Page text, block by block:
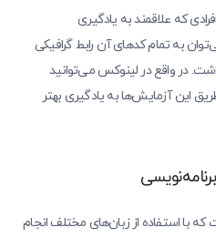
که علاقمند به یادگیری
به تمام کدهای آن رابط گرافیکی
در واقع در لینوکس می‌توانید
این آزمایش‌ها به یادگیری بهتر
با استفاده از زبان‌های مختلف انجام